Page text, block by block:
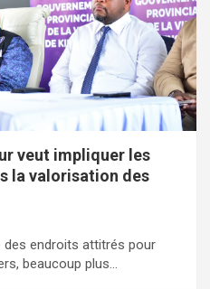
veut impliquer les
la valorisation des
des endroits attitrés pour
beaucoup plus…